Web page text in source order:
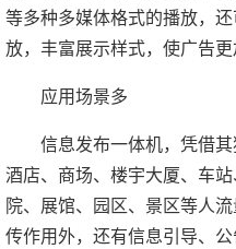
等多种多媒体格式的播放，
放，丰富展示样式，使广告更
应用场景多
信息发布一体机，凭借其
酒店、商场、楼宇大厦、车
院、展馆、园区、景区等人
传作用外，还有信息引导、